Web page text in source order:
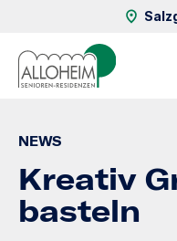
NEWS
Kreativ
basteln